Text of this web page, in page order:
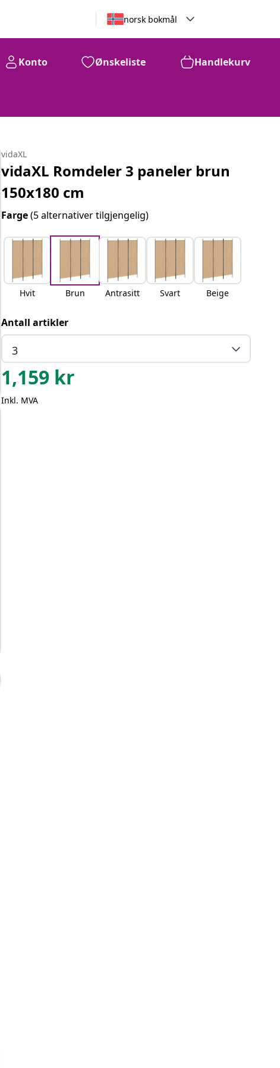
norsk bokmål
Konto Ønskeliste Handlekurv
vidaXL
vidaXL Romdeler 3 paneler brun
150x180 cm
Farge(5 alternativer tilgjengelig)
Hvit Brun Antrasitt Svart Beige
Antall artikler
3
1,159 kr
Inkl. MVA